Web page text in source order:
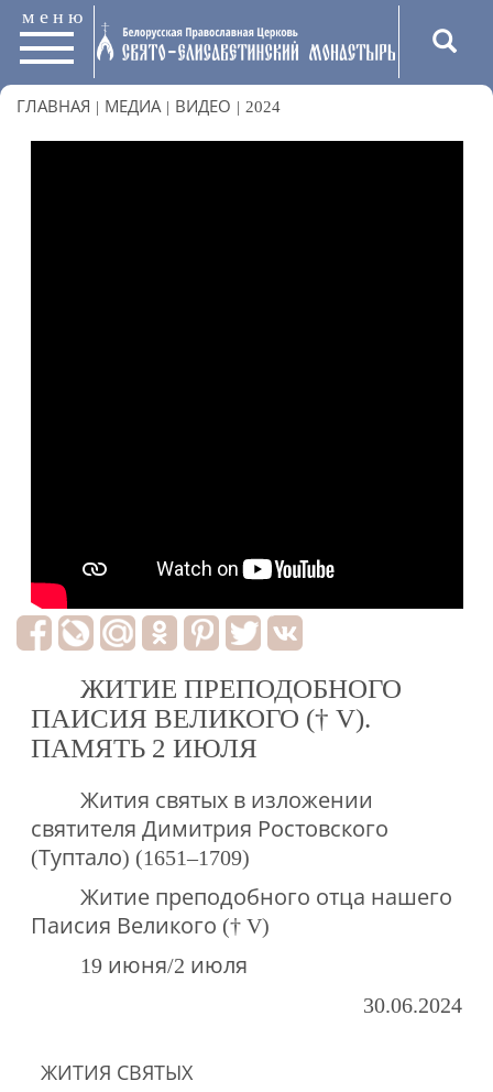
меню
ГЛАВНАЯ | МЕДИА | ВИДЕО | 2024
ЖИТИЕ ПРЕПОДОБНОГО
ПАИСИЯ ВЕЛИКОГО († V).
ПАМЯТЬ 2 ИЮЛЯ
Жития святых в изложении
святителя Димитрия Ростовского
(Туптало) (1651–1709)
Житие преподобного отца нашего
Паисия Великого († V)
19 июня/2 июля
30.06.2024
ЖИТИЯ СВЯТЫХ